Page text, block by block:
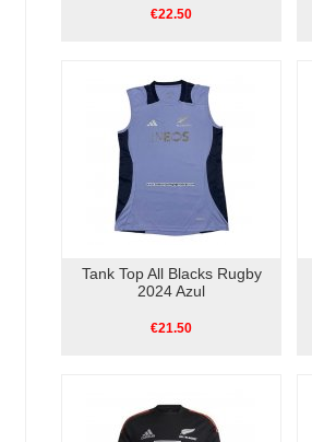
€22.50
Tank Top All Blacks Rugby
2024 Azul
€21.50